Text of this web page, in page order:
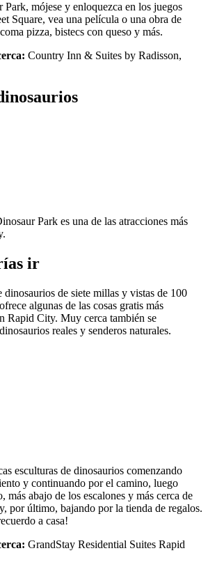
mójese y enloquezca en los juegos
Square, vea una película o una obra de
pizza, bistecs con queso y más.
Country Inn & Suites by Radisson,
Park es una de las atracciones más
ir
dinosaurios de siete millas y vistas de 100
algunas de las cosas gratis más
Rapid City. Muy cerca también se
reales y senderos naturales.
esculturas de dinosaurios comenzando
y continuando por el camino, luego
más abajo de los escalones y más cerca de
por último, bajando por la tienda de regalos.
a casa!
GrandStay Residential Suites Rapid